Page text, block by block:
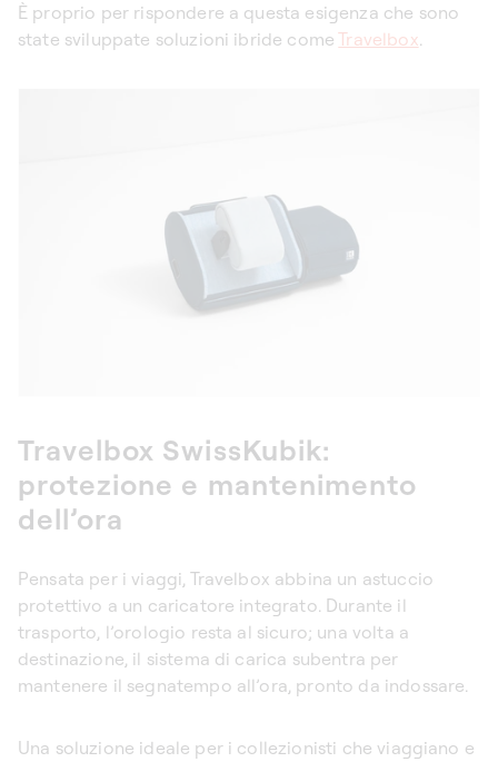
È proprio per rispondere a questa esigenza che sono
state sviluppate soluzioni ibride comeTravelbox.
Travelbox SwissKubik:
protezione e mantenimento
dell’ora
Pensata per i viaggi, Travelbox abbina un astuccio
protettivo a un caricatore integrato. Durante il
trasporto, l’orologio resta al sicuro; una volta a
destinazione, il sistema di carica subentra per
mantenere il segnatempo all’ora, pronto da indossare.
Una soluzione ideale per i collezionisti che viaggiano e